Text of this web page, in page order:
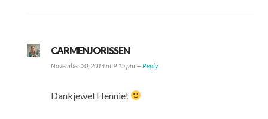
CARMENJORISSEN
November 20, 2014 at 9:15 pm —Reply
Dankjewel Hennie!